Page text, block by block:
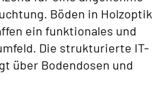
Böden in Holzoptik
ein funktionales und
Die strukturierte IT-
über Bodendosen und